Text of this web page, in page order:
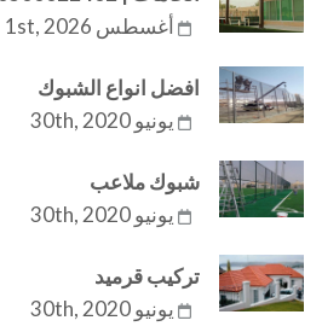
أغسطس 1st, 2026
افضل انواع الشبوك
يونيو 30th, 2020
شبوك ملاعب
يونيو 30th, 2020
تركيب قرميد
يونيو 30th, 2020